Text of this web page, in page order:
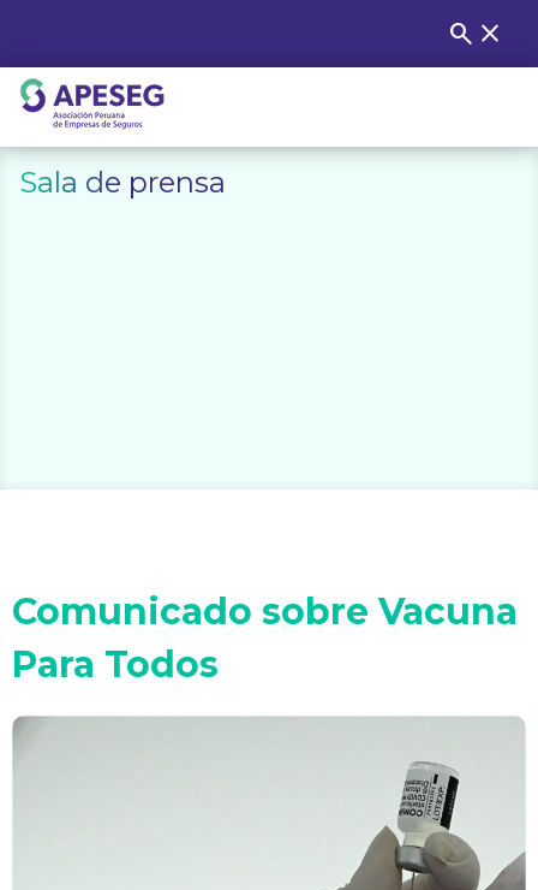
content
Buscar:
search close
APESEG
Sala de prensa
Comunicado sobre Vacuna
Para Todos